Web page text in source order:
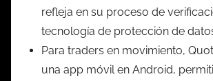
refleja en su proceso de
tecnología de protección de
Para traders en movimiento,
una app móvil en Android,